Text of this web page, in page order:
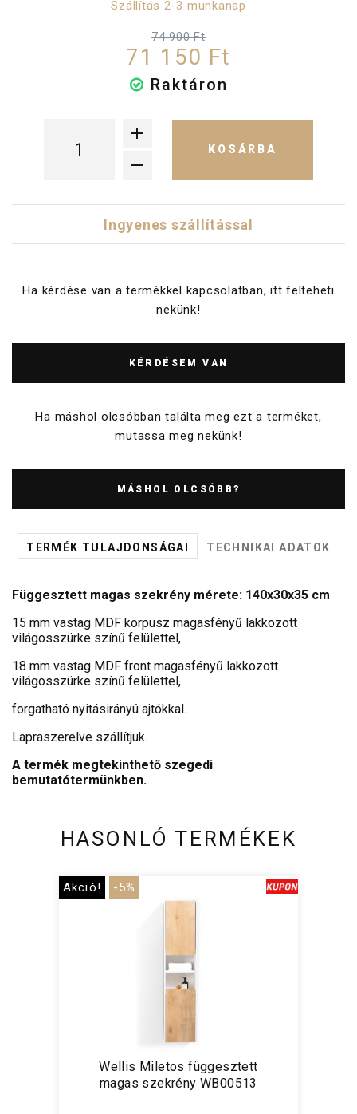
Szállítás 2-3 munkanap
74 900 Ft
71 150 Ft
Raktáron
KOSÁRBA
Ingyenes szállítással
Ha kérdése van a termékkel kapcsolatban, itt felteheti
nekünk!
KÉRDÉSEM VAN
Ha máshol olcsóbban találta meg ezt a terméket,
mutassa meg nekünk!
MÁSHOL OLCSÓBB?
TERMÉK TULAJDONSÁGAI TECHNIKAI ADATOK
Függesztett magas szekrény mérete: 140x30x35 cm
15 mm vastag MDF korpusz magasfényű lakkozott
világosszürke színű felülettel,
18 mm vastag MDF front magasfényű lakkozott
világosszürke színű felülettel,
forgatható nyitásirányú ajtókkal.
Lapraszerelve szállítjuk.
A termék megtekinthető szegedi
bemutatótermünkben.
HASONLÓ TERMÉKEK
Akció! -5%
Wellis Miletos függesztett
magas szekrény WB00513